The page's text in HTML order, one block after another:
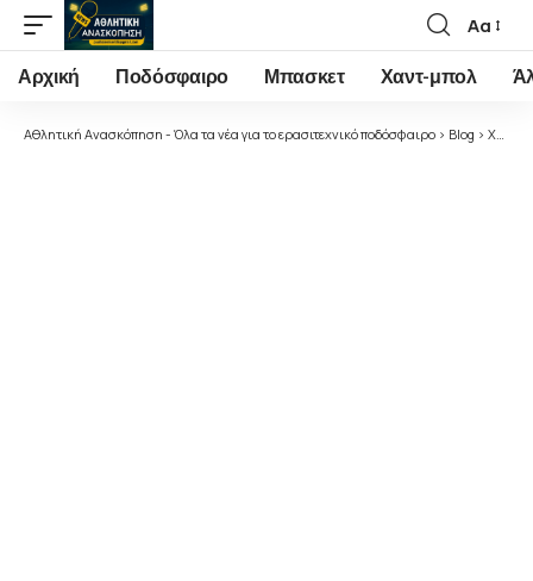
Font
Resizer
Αα
Αρχική Ποδόσφαιρο Μπασκετ Χαντ-μπολ
Αθλητική Ανασκόπηση - Όλα τα νέα για το ερασιτεχνικό ποδόσφαιρο > Blog > Χωρίς κατηγορία